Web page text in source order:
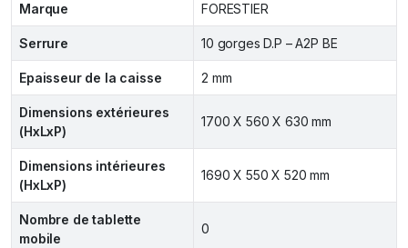
Marque FORESTIER
Serrure 10 gorges D.P – A2P BE
Epaisseur de la caisse 2 mm
Dimensions extérieures
(HxLxP)
1700 X 560 X 630 mm
Dimensions intérieures
(HxLxP)
1690 X 550 X 520 mm
Nombre de tablette
mobile
0